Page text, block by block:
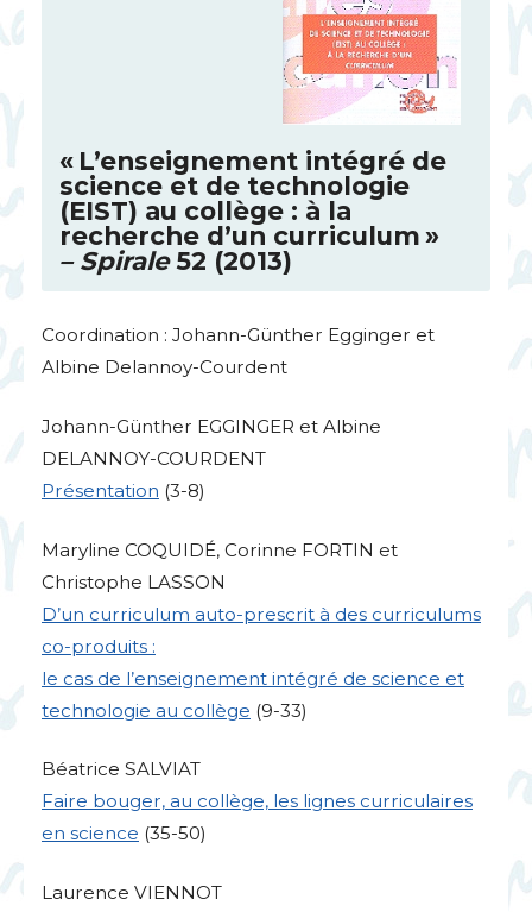
« L’enseignement intégré de
science et de technologie
(EIST) au collège : à la
recherche d’un curriculum»
– Spirale52 (2013)
Coordination : Johann-Günther Egginger et
Albine Delannoy-Courdent
Johann-Günther EGGINGER et Albine
DELANNOY-COURDENT
Présentation (3-8)
Maryline COQUIDÉ, Corinne FORTIN et
Christophe LASSON
D’un curriculum auto-prescrit à des curriculums
co-produits :
le cas de l’enseignement intégré de science et
technologie au collège (9-33)
Béatrice SALVIAT
Faire bouger, au collège, les lignes curriculaires
en science (35-50)
Laurence VIENNOT